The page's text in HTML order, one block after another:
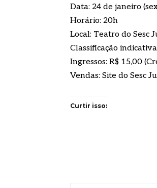
Data: 24 de janeiro
Horário: 20h
Local: Teatro do Sesc
Classificação
Ingressos: R$ 15,00
Vendas: Site do Sesc
Curtir isso: